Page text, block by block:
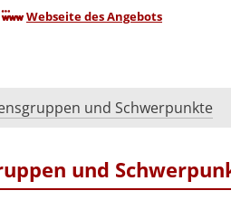
Webseite des Angebots
und Schwerpunkte
und